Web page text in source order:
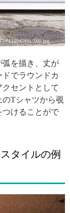
弧を描き、丈が
でラウンドカ
セントとして
Tシャツから覗
つけることがで
タイルの例